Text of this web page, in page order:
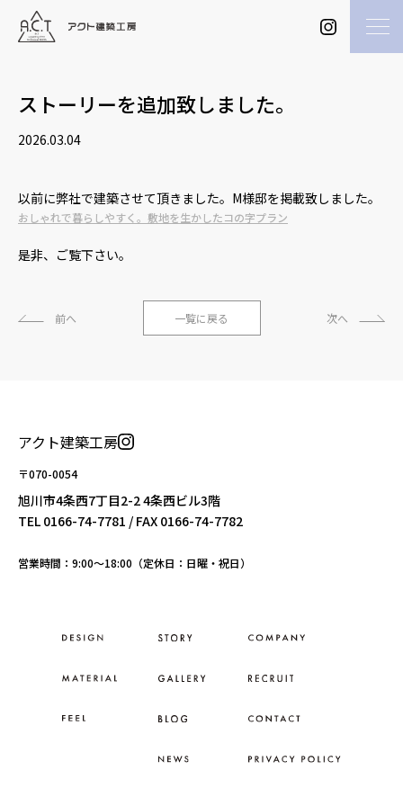
ストーリーを追加致しました。
2026.03.04
以前に弊社で建築させて頂きました。M様邸を掲載致しました。
おしゃれで暮らしやすく。敷地を生かしたコの字プラン
是非、ご覧下さい。
前へ 一覧に戻る 次へ
アクト建築工房
〒070-0054
旭川市4条西7丁目2-2 4条西ビル3階
TEL 0166-74-7781 / FAX 0166-74-7782
営業時間：9:00〜18:00（定休日：日曜・祝日）